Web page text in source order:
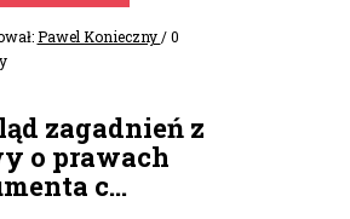
Pawel Konieczny/ 0
zagadnień z
o prawach
c...